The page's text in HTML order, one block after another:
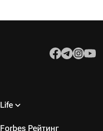
Life
Forbes Рейтинг